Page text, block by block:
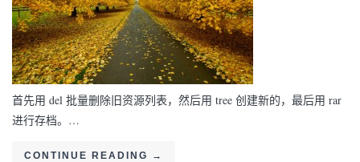
首先用 del 批量删除旧资源列表，然后用 tree 创建新的，最后用 rar
进行存档。…
CONTINUE READING →